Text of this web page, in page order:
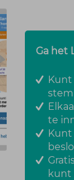
Ga het
te
Kunt
kunt